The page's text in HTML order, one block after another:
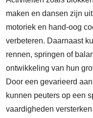
maken en dansen zijn
motoriek en hand-oog
verbeteren. Daarnaast
rennen, springen of
ontwikkeling van hun
Door een gevarieerd
kunnen peuters op een
vaardigheden